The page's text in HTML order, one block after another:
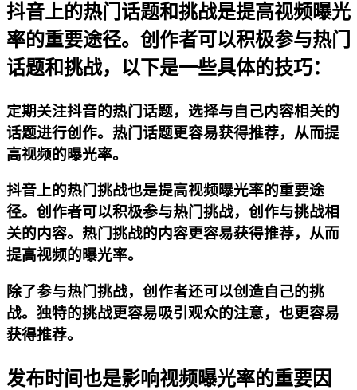
抖音上的热门话题和挑战是提高视频曝光
率的重要途径。创作者可以积极参与热门
话题和挑战，以下是一些具体的技巧：
定期关注抖音的热门话题，选择与自己内容相关的
话题进行创作。热门话题更容易获得推荐，从而提
高视频的曝光率。
抖音上的热门挑战也是提高视频曝光率的重要途
径。创作者可以积极参与热门挑战，创作与挑战相
关的内容。热门挑战的内容更容易获得推荐，从而
提高视频的曝光率。
除了参与热门挑战，创作者还可以创造自己的挑
战。独特的挑战更容易吸引观众的注意，也更容易
获得推荐。
发布时间也是影响视频曝光率的重要因